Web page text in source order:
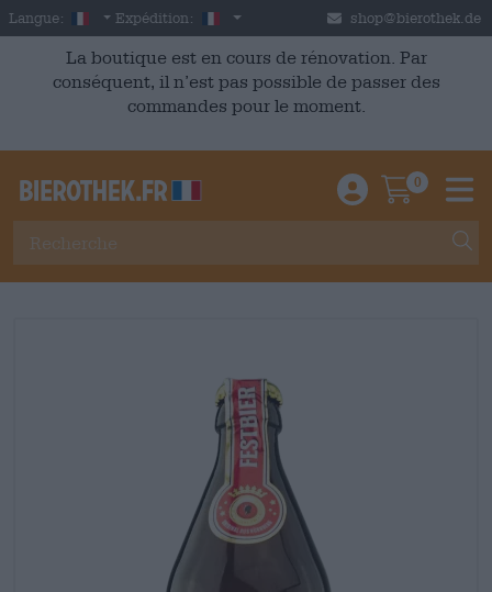
Skip to main content
Langue: French
Expédition: France shop@bierothek.de
La boutique est en cours de rénovation. Par
conséquent, il n’est pas possible de passer des
commandes pour le moment.
Einloggen /
0